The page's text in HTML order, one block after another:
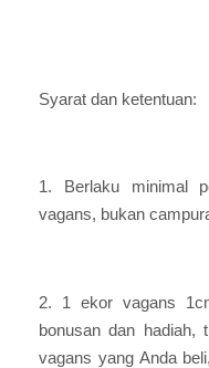
Syarat dan ketentuan:
1. Berlaku minimal
vagans, bukan
2. 1 ekor vagans
bonusan dan hadiah,
vagans yang Anda